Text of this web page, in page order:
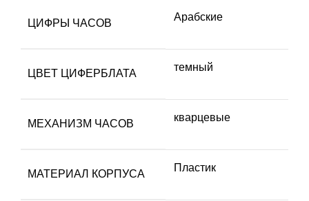
ЦИФРЫ ЧАСОВ
Арабские
ЦВЕТ ЦИФЕРБЛАТА
темный
МЕХАНИЗМ ЧАСОВ
кварцевые
МАТЕРИАЛ КОРПУСА
Пластик